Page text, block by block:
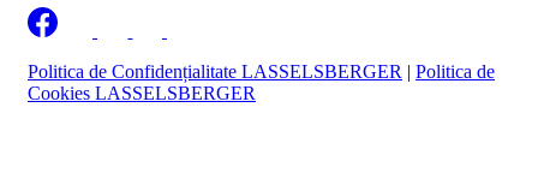
Politica de Confidențialitate LASSELSBERGER | Politica de
Cookies LASSELSBERGER